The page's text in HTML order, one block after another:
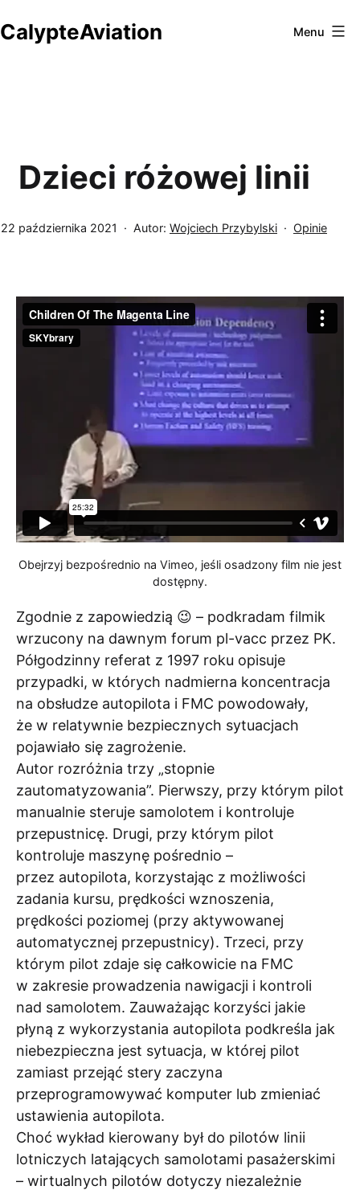
do
CalypteAviation Menu
Dzieci różowej linii
Opublikowano
22 października 2021 Autor: Wojciech Przybylski Opinie
Obejrzyj bezpośrednio na Vimeo, jeśli osadzony film nie jest
dostępny.
Zgodnie z zapowiedzią 😉 – podkradam filmik
wrzucony na dawnym forum pl-vacc przez PK.
Półgodzinny referat z 1997 roku opisuje
przypadki, w których nadmierna koncentracja
na obsłudze autopilota i FMC powodowały,
że w relatywnie bezpiecznych sytuacjach
pojawiało się zagrożenie.
Autor rozróżnia trzy „stopnie
zautomatyzowania”. Pierwszy, przy którym pilot
manualnie steruje samolotem i kontroluje
przepustnicę. Drugi, przy którym pilot
kontroluje maszynę pośrednio –
przez autopilota, korzystając z możliwości
zadania kursu, prędkości wznoszenia,
prędkości poziomej (przy aktywowanej
automatycznej przepustnicy). Trzeci, przy
którym pilot zdaje się całkowicie na FMC
w zakresie prowadzenia nawigacji i kontroli
nad samolotem. Zauważając korzyści jakie
płyną z wykorzystania autopilota podkreśla jak
niebezpieczna jest sytuacja, w której pilot
zamiast przejąć stery zaczyna
przeprogramowywać komputer lub zmieniać
ustawienia autopilota.
Choć wykład kierowany był do pilotów linii
lotniczych latających samolotami pasażerskimi
– wirtualnych pilotów dotyczy niezależnie